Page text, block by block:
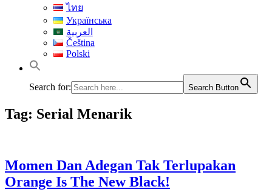
ไทย
Українська
العربية
Čeština
Polski
Search for: Search Button
Tag: Serial Menarik
Momen Dan Adegan Tak Terlupakan
Orange Is The New Black!